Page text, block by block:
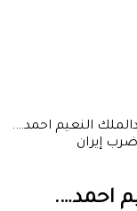
النعيم احمد….
ضرب إيران
احمد….